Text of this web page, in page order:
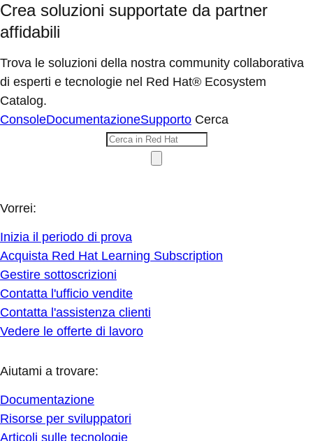
Crea soluzioni supportate da partner
affidabili
Trova le soluzioni della nostra community collaborativa
di esperti e tecnologie nel Red Hat® Ecosystem
Catalog.
ConsoleDocumentazioneSupporto Cerca
Vorrei:
Inizia il periodo di prova
Acquista Red Hat Learning Subscription
Gestire sottoscrizioni
Contatta l'ufficio vendite
Contatta l'assistenza clienti
Vedere le offerte di lavoro
Aiutami a trovare:
Documentazione
Risorse per sviluppatori
Articoli sulle tecnologie